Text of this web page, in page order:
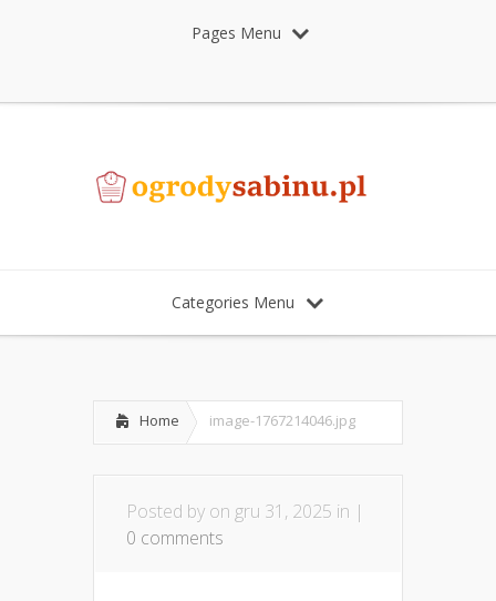
Pages Menu
Categories Menu
Home image-1767214046.jpg
Posted by on gru 31, 2025 in |
0 comments